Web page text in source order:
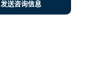
发送咨询信息